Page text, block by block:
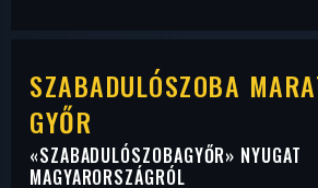
SZABADULÓSZOBA
GYŐR
«SZABADULÓSZOBAGYŐR» NYUGAT
MAGYARORSZÁGRÓL